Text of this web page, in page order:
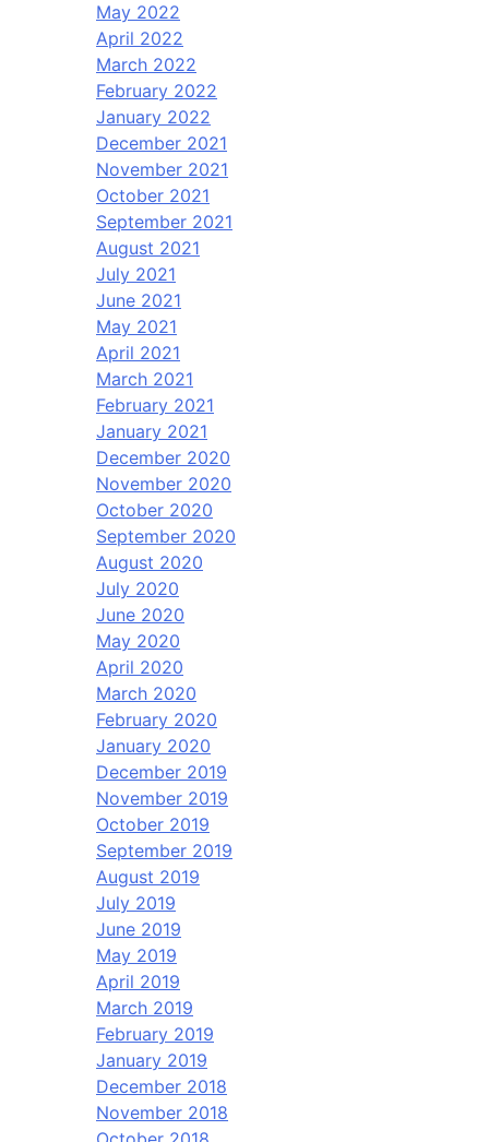
May 2022
April 2022
March 2022
February 2022
January 2022
December 2021
November 2021
October 2021
September 2021
August 2021
July 2021
June 2021
May 2021
April 2021
March 2021
February 2021
January 2021
December 2020
November 2020
October 2020
September 2020
August 2020
July 2020
June 2020
May 2020
April 2020
March 2020
February 2020
January 2020
December 2019
November 2019
October 2019
September 2019
August 2019
July 2019
June 2019
May 2019
April 2019
March 2019
February 2019
January 2019
December 2018
November 2018